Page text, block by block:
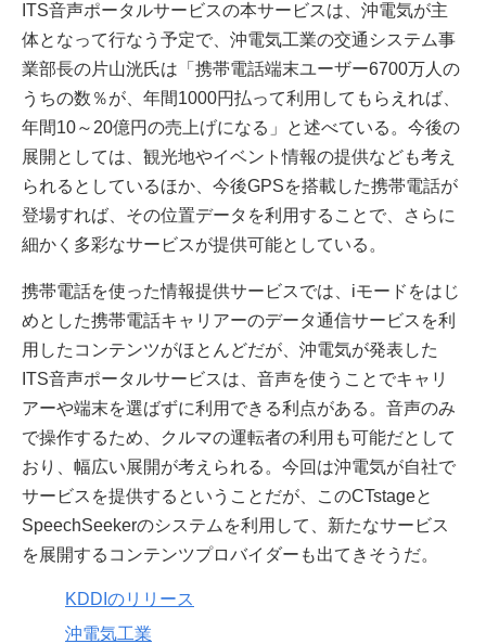
ITS音声ポータルサービスの本サービスは、沖電気が主
体となって行なう予定で、沖電気工業の交通システム事
業部長の片山洸氏は「携帯電話端末ユーザー6700万人の
うちの数％が、年間1000円払って利用してもらえれば、
年間10～20億円の売上げになる」と述べている。今後の
展開としては、観光地やイベント情報の提供なども考え
られるとしているほか、今後GPSを搭載した携帯電話が
登場すれば、その位置データを利用することで、さらに
細かく多彩なサービスが提供可能としている。
携帯電話を使った情報提供サービスでは、iモードをはじ
めとした携帯電話キャリアーのデータ通信サービスを利
用したコンテンツがほとんどだが、沖電気が発表した
ITS音声ポータルサービスは、音声を使うことでキャリ
アーや端末を選ばずに利用できる利点がある。音声のみ
で操作するため、クルマの運転者の利用も可能だとして
おり、幅広い展開が考えられる。今回は沖電気が自社で
サービスを提供するということだが、このCTstageと
SpeechSeekerのシステムを利用して、新たなサービス
を展開するコンテンツプロバイダーも出てきそうだ。
KDDIのリリース
沖電気工業